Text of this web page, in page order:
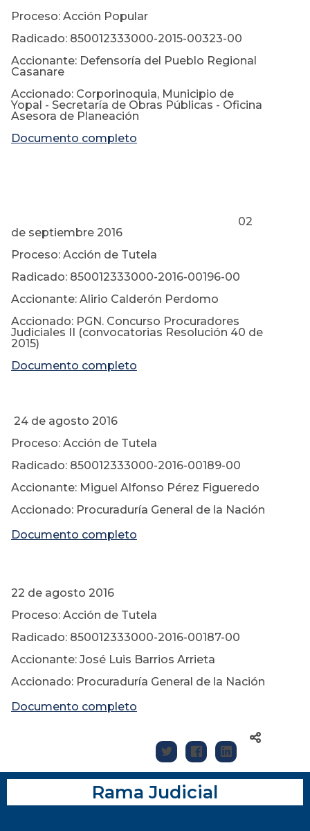
Proceso: Acción Popular
Radicado: 850012333000-2015-00323-00
Accionante: Defensoría del Pueblo Regional
Casanare
Accionado: Corporinoquia, Municipio de
Yopal - Secretaría de Obras Públicas - Oficina
Asesora de Planeación
Documento completo
02
de septiembre 2016
Proceso: Acción de Tutela
Radicado: 850012333000-2016-00196-00
Accionante: Alirio Calderón Perdomo
Accionado: PGN. Concurso Procuradores
Judiciales II (convocatorias Resolución 40 de
2015)
Documento completo
24 de agosto 2016
Proceso: Acción de Tutela
Radicado: 850012333000-2016-00189-00
Accionante: Miguel Alfonso Pérez Figueredo
Accionado: Procuraduría General de la Nación
Documento completo
22 de agosto 2016
Proceso: Acción de Tutela
Radicado: 850012333000-2016-00187-00
Accionante: José Luis Barrios Arrieta
Accionado: Procuraduría General de la Nación
Documento completo
Rama Judicial